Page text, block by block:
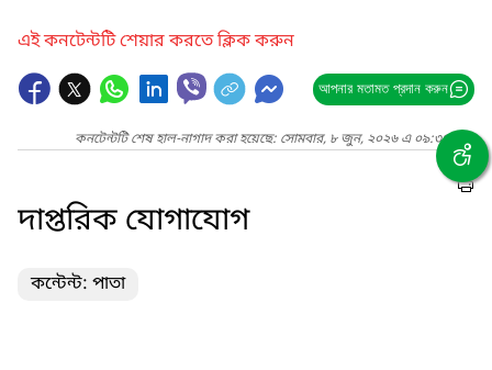
এই কনটেন্টটি শেয়ার করতে ক্লিক করুন
আপনার মতামত প্রদান করুন
কনটেন্টটি শেষ হাল-নাগাদ করা হয়েছে: সোমবার, ৮ জুন, ২০২৬ এ ০৯:৩৪ AM
দাপ্তরিক যোগাযোগ
কন্টেন্ট: পাতা